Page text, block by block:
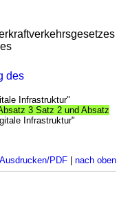
des
Infrastruktur"
3 Satz 2 und Absatz
Infrastruktur"
Ausdrucken/PDF| nach oben